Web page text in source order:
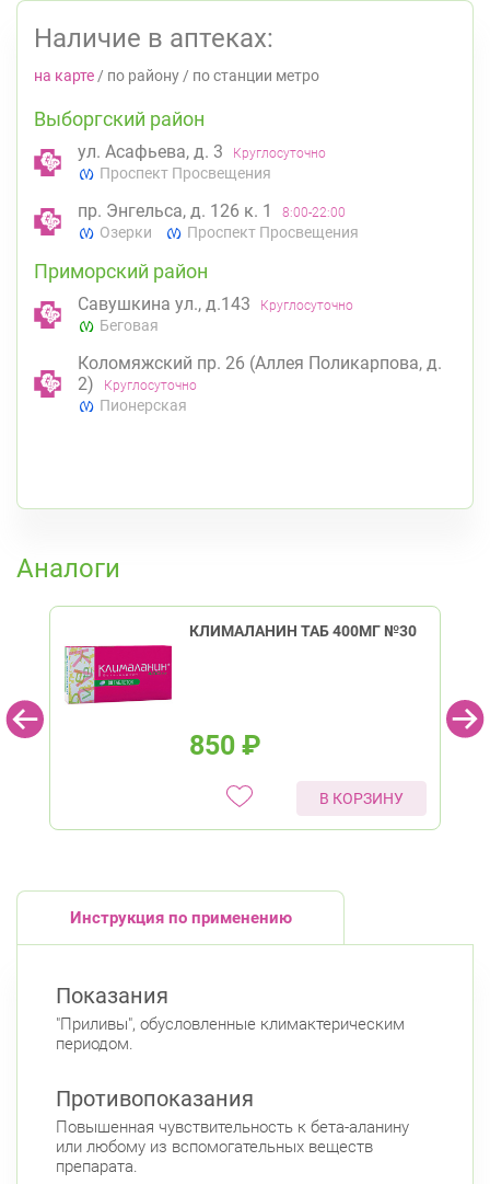
Наличие в аптеках:
на карте / по району / по станции метро
Выборгский район
ул. Асафьева, д. 3 Круглосуточно
Проспект Просвещения
пр. Энгельса, д. 126 к. 1 8:00-22:00
Озерки Проспект Просвещения
Приморский район
Савушкина ул., д.143 Круглосуточно
Беговая
Коломяжский пр. 26 (Аллея Поликарпова, д.
2)
Круглосуточно
Пионерская
Аналоги
КЛИМАЛАНИН ТАБ 400МГ №30
850 ₽
В КОРЗИНУ
Инструкция по применению
Показания
"Приливы", обусловленные климактерическим
периодом.
Противопоказания
Повышенная чувствительность к бета-аланину
или любому из вспомогательных веществ
препарата.